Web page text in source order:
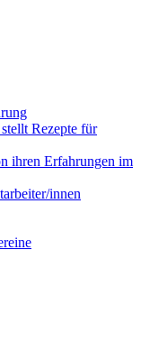
Rezepte für
ihren Erfahrungen im
innen